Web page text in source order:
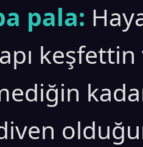
pala:
keşfettin